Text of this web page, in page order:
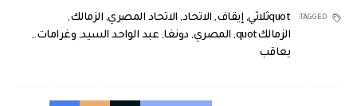
TAGGED: quotثلاثي , إيقاف, الاتحاد, الاتحاد المصري, الزمالك,
الزمالكquot
, المصري, دونغا, عبد الواحد السيد, وغرامات.,
يعاقب